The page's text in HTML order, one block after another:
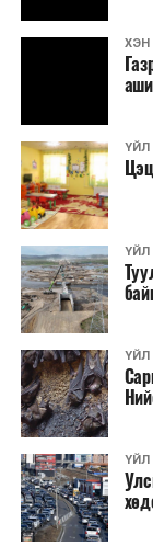
ХЭН
ҮЙЛ
ҮЙЛ
ҮЙЛ
ҮЙЛ